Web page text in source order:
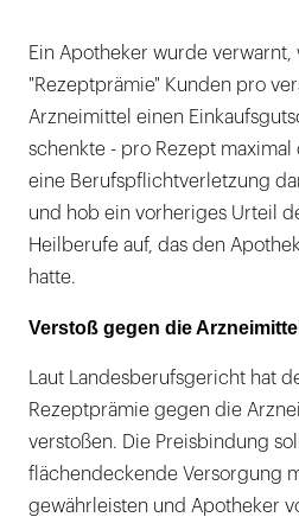
Ein Apotheker wurde
"Rezeptprämie" Kunden pro
Arzneimittel einen
schenkte - pro Rezept maximal
eine Berufspflichtverletzung
und hob ein vorheriges Urteil
Heilberufe auf, das den
hatte.
Verstoß gegen die
Laut Landesberufsgericht hat
Rezeptprämie gegen die
verstoßen. Die Preisbindung
flächendeckende Versorgung
gewährleisten und Apotheker